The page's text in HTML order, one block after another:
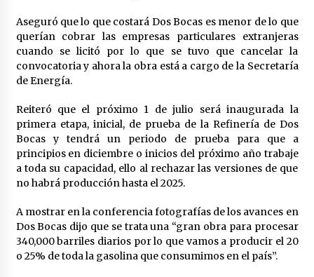
Trump asegura que barcos cargados de
petróleo están empezando a salir de Ormuz
2 meses atrás
México libraría posible arancel de EE.UU. en
85% de sus exportaciones
2 meses atrás
Aseguró que lo que costará Dos Bocas es menor de lo que
querían cobrar las empresas particulares extranjeras
cuando se licitó por lo que se tuvo que cancelar la
convocatoria y ahora la obra está a cargo de la Secretaría
de Energía.
Reiteró que el próximo 1 de julio será inaugurada la
primera etapa, inicial, de prueba de la Refinería de Dos
Bocas y tendrá un periodo de prueba para que a
principios en diciembre o inicios del próximo año trabaje
a toda su capacidad, ello al rechazar las versiones de que
no habrá producción hasta el 2025.
A mostrar en la conferencia fotografías de los avances en
Dos Bocas dijo que se trata una “gran obra para procesar
340,000 barriles diarios por lo que vamos a producir el 20
o 25% de toda la gasolina que consumimos en el país”.